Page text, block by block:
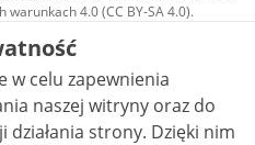
warunkach 4.0 (CC BY-SA 4.0).
w tym zdjęcia, materiały
udostępniane na licencji typu
uznanie autorstwa użycie
utworów zależnych 4.0 (CC BY-
nie jest to stwierdzone inaczej.
w celu zapewnienia
naszej witryny oraz do
strony. Dzięki nim